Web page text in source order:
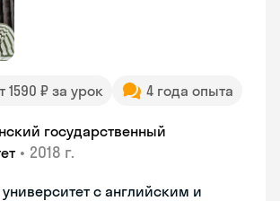
1590 ₽ за урок 4 года опыта
государственный
• 2018 г.
с английским и